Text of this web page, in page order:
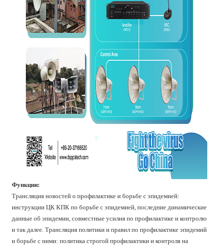
Функции:
Трансляция новостей о профилактике и борьбе с эпидемией:
инструкции ЦК КПК по борьбе с эпидемией, последние динамические
данные об эпидемии, совместные усилия по профилактике и контролю
и так далее. Трансляция политики и правил по профилактике эпидемий
и борьбе с ними: политика строгой профилактики и контроля на